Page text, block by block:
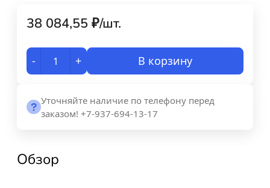
38 084,55 ₽/шт.
- + В корзину
Уточняйте наличие по телефону перед
заказом! +7-937-694-13-17
Обзор